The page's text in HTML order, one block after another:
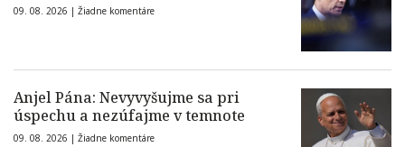
09. 08. 2026 | Žiadne komentáre
Anjel Pána: Nevyvyšujme sa pri
úspechu a nezúfajme v temnote
09. 08. 2026 | Žiadne komentáre